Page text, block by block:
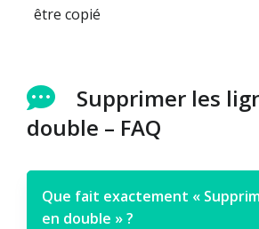
être copié
Supprimer les
double – FAQ
Que fait exactement «
en double » ?